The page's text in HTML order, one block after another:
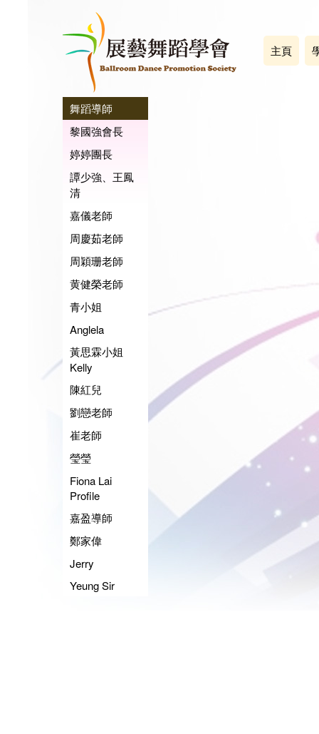
主頁
舞蹈導師
黎國強會長
婷婷團長
譚少強、王鳳
清
嘉儀老師
周慶茹老師
周穎珊老師
黄健榮老師
青小姐
Anglela
黃思霖小姐
Kelly
陳紅兒
劉戀老師
崔老師
瑩瑩
Fiona Lai
Profile
嘉盈導師
鄭家偉
Jerry
Yeung Sir